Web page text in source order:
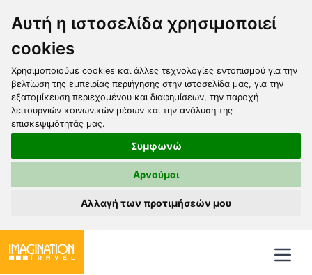
Αυτή η ιστοσελίδα χρησιμοποιεί
cookies
Χρησιμοποιούμε cookies και άλλες τεχνολογίες εντοπισμού για την
βελτίωση της εμπειρίας περιήγησης στην ιστοσελίδα μας, για την
εξατομίκευση περιεχομένου και διαφημίσεων, την παροχή
λειτουργιών κοινωνικών μέσων και την ανάλυση της
επισκεψιμότητάς μας.
Συμφωνώ
Αρνούμαι
Αλλαγή των προτιμήσεών μου